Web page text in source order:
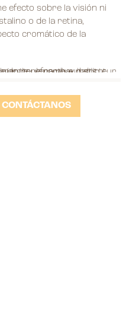
efecto sobre la visión ni
o de la retina,
cromático de la
CONTÁCTANOS